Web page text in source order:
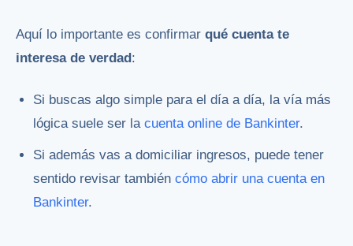
Aquí lo importante es confirmar qué cuenta te
interesa de verdad :
Si buscas algo simple para el día a día, la vía más
lógica suele ser lacuenta online de Bankinter.
Si además vas a domiciliar ingresos, puede tener
sentido revisar tambiéncómo abrir una cuenta en
Bankinter.